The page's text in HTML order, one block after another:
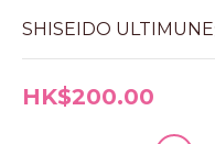
SHISEIDO
HK$200.00